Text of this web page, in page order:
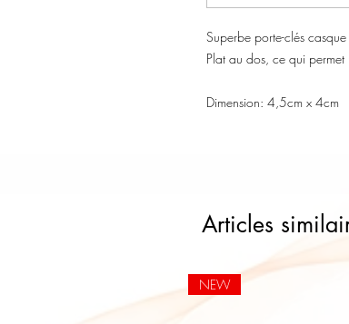
Superbe porte-clés
Plat au dos, ce qui
Dimension: 4,5cm x 4cm
Articles
NEW